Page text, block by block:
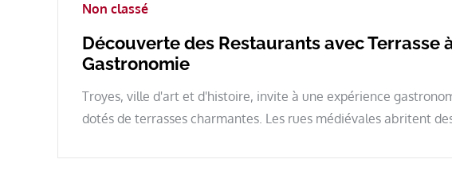
Non classé
Découverte des Restaurants avec Terrasse
Gastronomie
Troyes, ville d'art et d'histoire, invite à une expérience
dotés de terrasses charmantes. Les rues médiévales abritent